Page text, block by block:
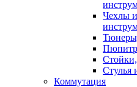
Чехлы
Стулья
Коммутация